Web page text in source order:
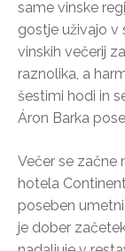
same vinske
gostje uživajo v
vinskih večerij
raznolika, a
šestimi hodi in
Áron Barka
Večer se začne
hotela
poseben
je dober